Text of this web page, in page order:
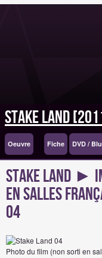
Stake Land
Oeuvre Fiche DVD /
Stake Land ►
en salles
04
Photo du film (non sorti en